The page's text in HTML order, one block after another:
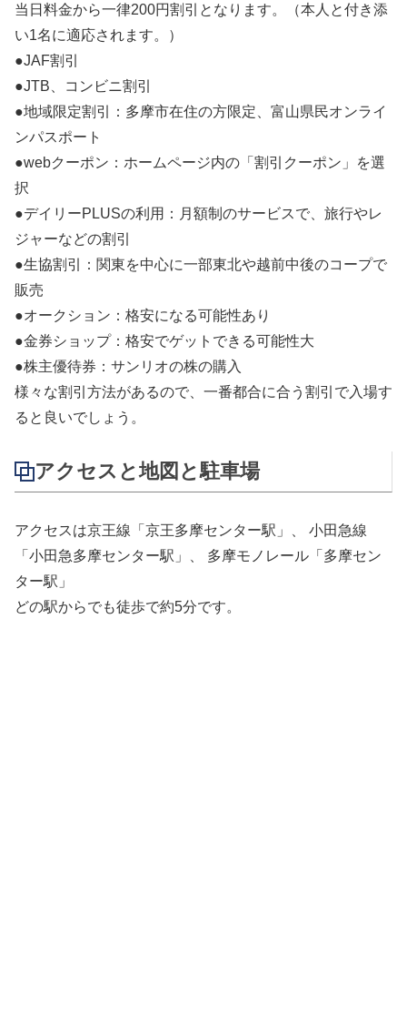
当日料金から一律200円割引となります。（本人と付き添
い1名に適応されます。）
●JAF割引
●JTB、コンビニ割引
●地域限定割引：多摩市在住の方限定、富山県民オンライ
ンパスポート
●webクーポン：ホームページ内の「割引クーポン」を選
択
●デイリーPLUSの利用：月額制のサービスで、旅行やレ
ジャーなどの割引
●生協割引：関東を中心に一部東北や越前中後のコープで
販売
●オークション：格安になる可能性あり
●金券ショップ：格安でゲットできる可能性大
●株主優待券：サンリオの株の購入
様々な割引方法があるので、一番都合に合う割引で入場す
ると良いでしょう。
アクセスと地図と駐車場
アクセスは京王線「京王多摩センター駅」、 小田急線
「小田急多摩センター駅」、 多摩モノレール「多摩セン
ター駅」
どの駅からでも徒歩で約5分です。